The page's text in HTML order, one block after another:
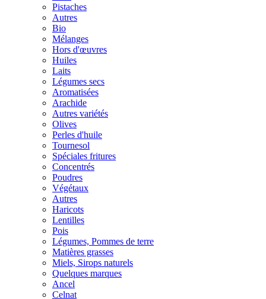
Pistaches
Autres
Bio
Mélanges
Hors d'œuvres
Huiles
Laits
Légumes secs
Aromatisées
Arachide
Autres variétés
Olives
Perles d'huile
Tournesol
Spéciales fritures
Concentrés
Poudres
Végétaux
Autres
Haricots
Lentilles
Pois
Légumes, Pommes de terre
Matières grasses
Miels, Sirops naturels
Quelques marques
Ancel
Celnat